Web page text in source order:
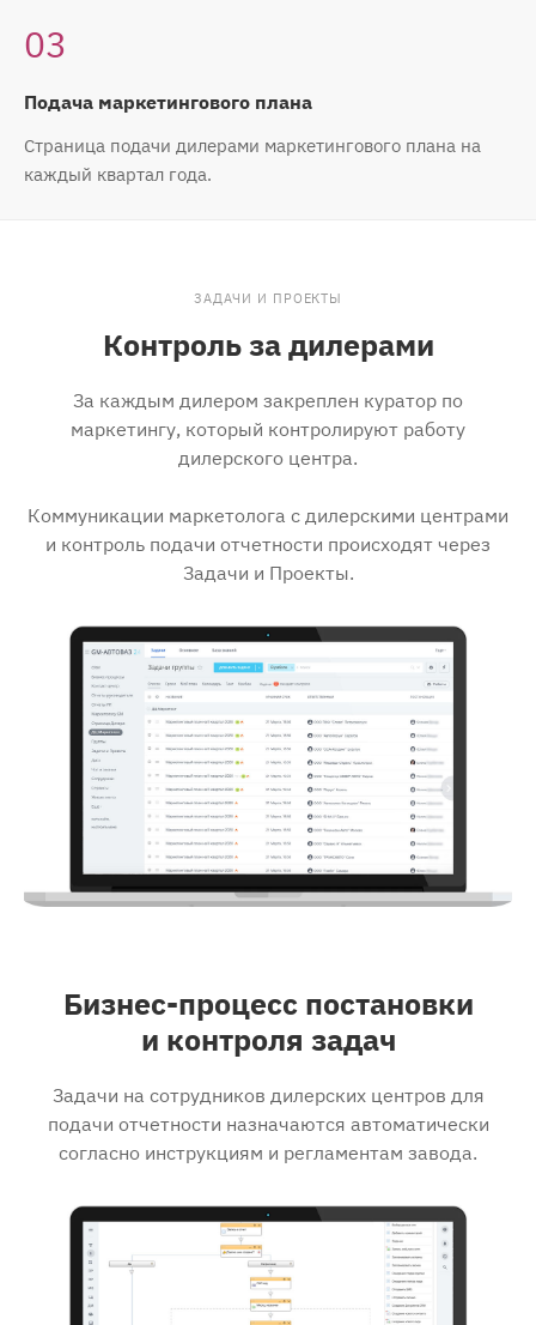
03
Подача маркетингового плана
Страница подачи дилерами маркетингового плана на
каждый квартал года.
ЗАДАЧИ И ПРОЕКТЫ
Контроль за дилерами
За каждым дилером закреплен куратор по
маркетингу, который контролируют работу
дилерского центра.
Коммуникации маркетолога с дилерскими центрами
и контроль подачи отчетности происходят через
Задачи и Проекты.
Бизнес-процесс постановки
и контроля задач
Задачи на сотрудников дилерских центров для
подачи отчетности назначаются автоматически
согласно инструкциям и регламентам завода.